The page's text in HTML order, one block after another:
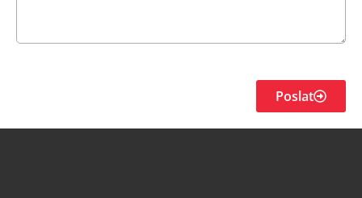
Poslat